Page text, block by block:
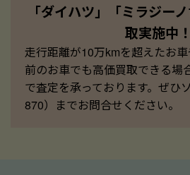
「ダイハツ」「ミラジ
取実施中！
走行距離が10万kmを超えたお
前のお車でも高価買取できる場
で査定を承っております。ぜひ
870）までお問合せください。